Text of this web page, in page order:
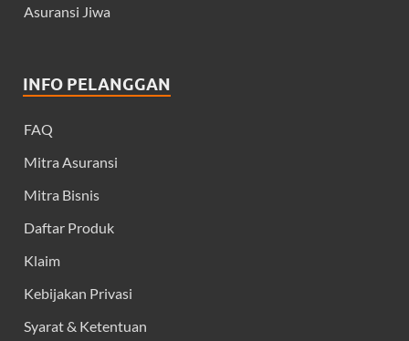
Asuransi Jiwa
INFO PELANGGAN
FAQ
Mitra Asuransi
Mitra Bisnis
Daftar Produk
Klaim
Kebijakan Privasi
Syarat & Ketentuan